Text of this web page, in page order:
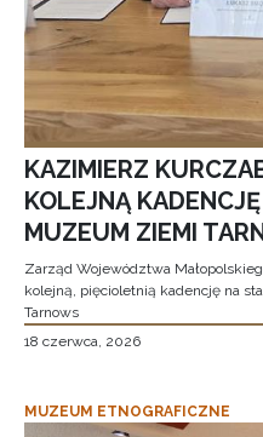
KAZIMIERZ
KOLEJNĄ
MUZEUM ZIEMI
Zarząd Województwa
kolejną, pięcioletnią kadencję na
Tarnows
18 czerwca, 2026
MUZEUM ETNOGRAFICZNE